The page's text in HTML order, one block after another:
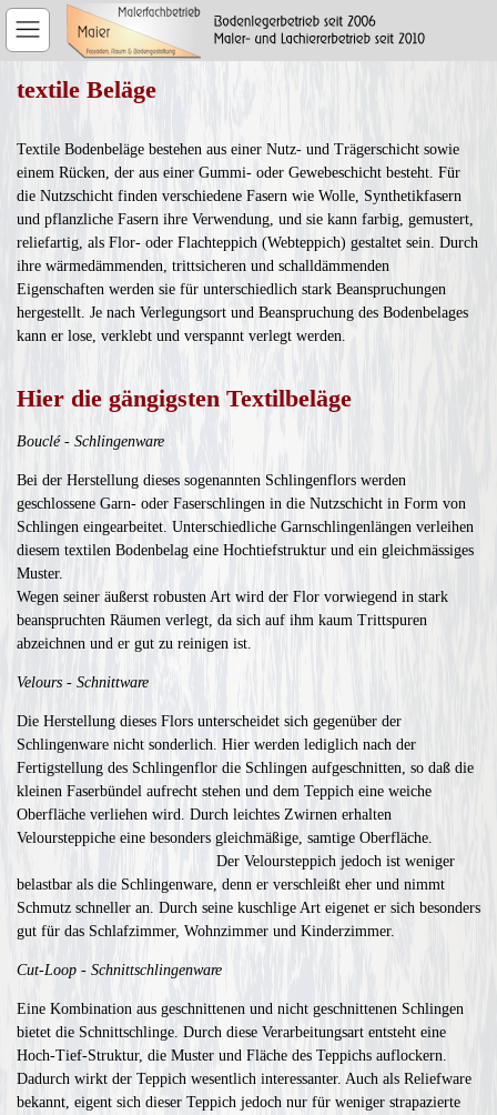
textile Beläge
Textile Bodenbeläge bestehen aus einer Nutz- und Trägerschicht sowie
einem Rücken, der aus einer Gummi- oder Gewebeschicht besteht. Für
die Nutzschicht finden verschiedene Fasern wie Wolle, Synthetikfasern
und pflanzliche Fasern ihre Verwendung, und sie kann farbig, gemustert,
reliefartig, als Flor- oder Flachteppich (Webteppich) gestaltet sein. Durch
ihre wärmedämmenden, trittsicheren und schalldämmenden
Eigenschaften werden sie für unterschiedlich stark Beanspruchungen
hergestellt. Je nach Verlegungsort und Beanspruchung des Bodenbelages
kann er lose, verklebt und verspannt verlegt werden.
Hier die gängigsten Textilbeläge
Bouclé - Schlingenware
Bei der Herstellung dieses sogenannten Schlingenflors werden
geschlossene Garn- oder Faserschlingen in die Nutzschicht in Form von
Schlingen eingearbeitet. Unterschiedliche Garnschlingenlängen verleihen
diesem textilen Bodenbelag eine Hochtiefstruktur und ein gleichmässiges
Muster.
Wegen seiner äußerst robusten Art wird der Flor vorwiegend in stark
beanspruchten Räumen verlegt, da sich auf ihm kaum Trittspuren
abzeichnen und er gut zu reinigen ist.
Velours - Schnittware
Die Herstellung dieses Flors unterscheidet sich gegenüber der
Schlingenware nicht sonderlich. Hier werden lediglich nach der
Fertigstellung des Schlingenflor die Schlingen aufgeschnitten, so daß die
kleinen Faserbündel aufrecht stehen und dem Teppich eine weiche
Oberfläche verliehen wird. Durch leichtes Zwirnen erhalten
Veloursteppiche eine besonders gleichmäßige, samtige Oberfläche.
Der Veloursteppich jedoch ist weniger
belastbar als die Schlingenware, denn er verschleißt eher und nimmt
Schmutz schneller an. Durch seine kuschlige Art eigenet er sich besonders
gut für das Schlafzimmer, Wohnzimmer und Kinderzimmer.
Cut-Loop - Schnittschlingenware
Eine Kombination aus geschnittenen und nicht geschnittenen Schlingen
bietet die Schnittschlinge. Durch diese Verarbeitungsart entsteht eine
Hoch-Tief-Struktur, die Muster und Fläche des Teppichs auflockern.
Dadurch wirkt der Teppich wesentlich interessanter. Auch als Reliefware
bekannt, eigent sich dieser Teppich jedoch nur für weniger strapazierte